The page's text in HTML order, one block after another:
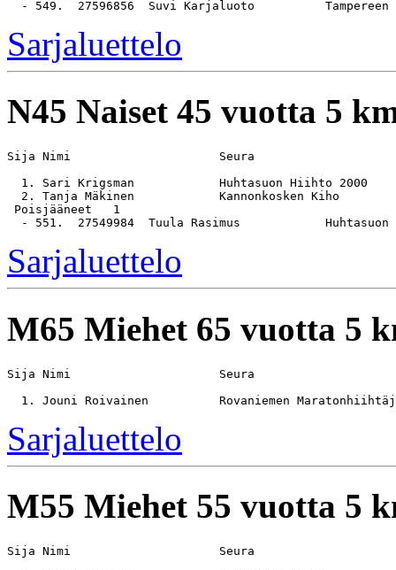
Sarjaluettelo
N45 Naiset 45 vuotta 5
Sija Nimi                     Seura
1. Sari Krigsman            Huhtasuon Hiihto 2000
2. Tanja Mäkinen            Kannonkosken Kiho
Poisjääneet   1
Sarjaluettelo
M65 Miehet 65 vuotta 5
Sija Nimi                     Seura
Sarjaluettelo
M55 Miehet 55 vuotta 5
Sija Nimi                     Seura